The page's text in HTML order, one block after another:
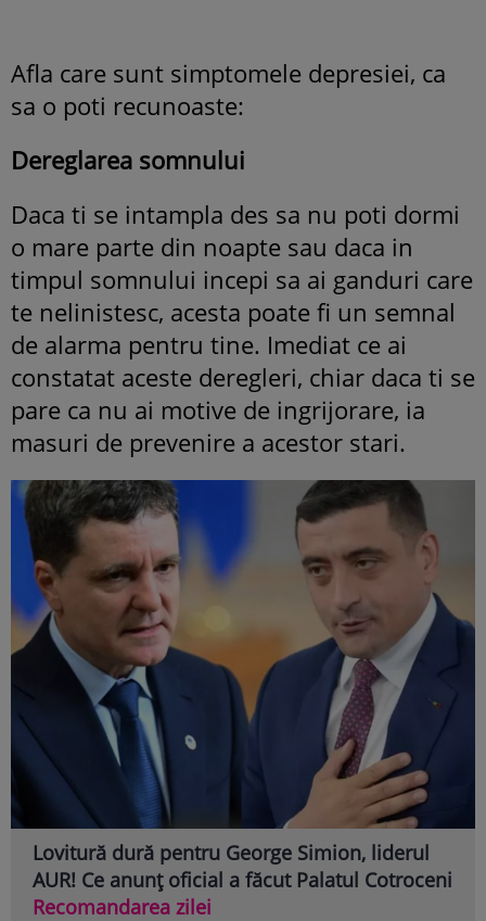
Afla care sunt simptomele depresiei, ca
sa o poti recunoaste:
Dereglarea somnului
Daca ti se intampla des sa nu poti dormi
o mare parte din noapte sau daca in
timpul somnului incepi sa ai ganduri care
te nelinistesc, acesta poate fi un semnal
de alarma pentru tine. Imediat ce ai
constatat aceste deregleri, chiar daca ti se
pare ca nu ai motive de ingrijorare, ia
masuri de prevenire a acestor stari.
Lovitură dură pentru George Simion, liderul
AUR! Ce anunț oficial a făcut Palatul Cotroceni
Recomandarea zilei